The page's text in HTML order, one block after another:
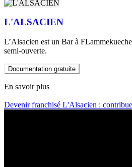
L'ALSACIEN
L’Alsacien est un Bar à
semi-ouverte.
Documentation gratuite
En savoir plus
Devenir franchisé L'Alsacien :